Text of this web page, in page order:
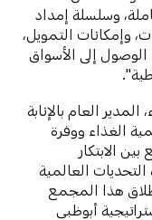
وسلسلة إمداد
وإمكانات التمويل،
إلى الأسواق
العام بالإنابة
الغذاء ووفرة
الابتكار
العالمية
هذا المجمع
أبوظبي